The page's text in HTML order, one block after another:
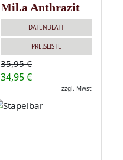
Mil.a Anthrazit
DATENBLATT
PREISLISTE
35,95 €
34,95 €
zzgl. Mwst